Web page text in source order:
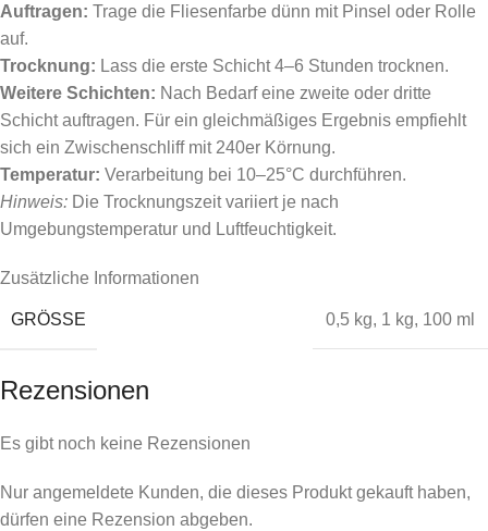
Auftragen: Trage die Fliesenfarbe dünn mit Pinsel oder Rolle
auf.
Trocknung: Lass die erste Schicht 4–6 Stunden trocknen.
Weitere Schichten: Nach Bedarf eine zweite oder dritte
Schicht auftragen. Für ein gleichmäßiges Ergebnis empfiehlt
sich ein Zwischenschliff mit 240er Körnung.
Temperatur: Verarbeitung bei 10–25°C durchführen.
Hinweis: Die Trocknungszeit variiert je nach
Umgebungstemperatur und Luftfeuchtigkeit.
Zusätzliche Informationen
GRÖSSE 0,5 kg, 1 kg, 100 ml
Rezensionen
Es gibt noch keine Rezensionen
Nur angemeldete Kunden, die dieses Produkt gekauft haben,
dürfen eine Rezension abgeben.